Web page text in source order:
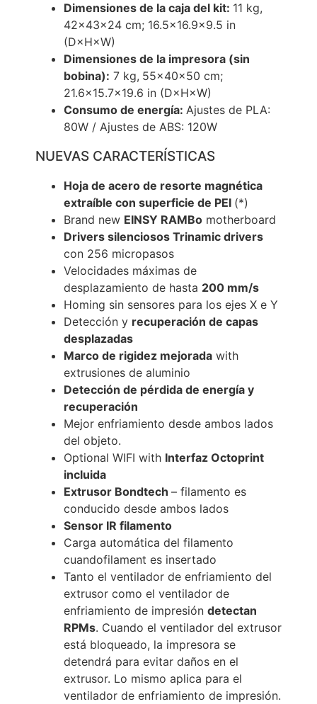
Dimensiones de la caja del kit: 11 kg,
42×43×24 cm; 16.5×16.9×9.5 in
(D×H×W)
Dimensiones de la impresora (sin
bobina): 7 kg, 55×40×50 cm;
21.6×15.7×19.6 in (D×H×W)
Consumo de energía: Ajustes de PLA:
80W / Ajustes de ABS: 120W
NUEVAS CARACTERÍSTICAS
Hoja de acero de resorte magnética
extraíble con superficie de PEI (*)
Brand new EINSY RAMBo motherboard
Drivers silenciosos Trinamic drivers
con 256 micropasos
Velocidades máximas de
desplazamiento de hasta 200 mm/s
Homing sin sensores para los ejes X e Y
Detección y recuperación de capas
desplazadas
Marco de rigidez mejorada with
extrusiones de aluminio
Detección de pérdida de energía y
recuperación
Mejor enfriamiento desde ambos lados
del objeto.
Optional WIFI with Interfaz Octoprint
incluida
Extrusor Bondtech – filamento es
conducido desde ambos lados
Sensor IR filamento
Carga automática del filamento
cuandofilament es insertado
Tanto el ventilador de enfriamiento del
extrusor como el ventilador de
enfriamiento de impresión detectan
RPMs. Cuando el ventilador del extrusor
está bloqueado, la impresora se
detendrá para evitar daños en el
extrusor. Lo mismo aplica para el
ventilador de enfriamiento de impresión.